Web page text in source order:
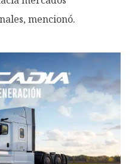
mencionó.